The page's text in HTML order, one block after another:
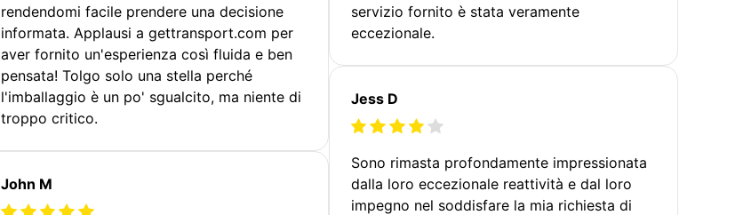
rendendomi facile prendere una decisione
informata. Applausi a gettransport.com per
aver fornito un'esperienza così fluida e ben
pensata! Tolgo solo una stella perché
l'imballaggio è un po' sgualcito, ma niente di
troppo critico.
John M
servizio fornito è stata veramente
eccezionale.
Jess D
Sono rimasta profondamente impressionata
dalla loro eccezionale reattività e dal loro
impegno nel soddisfare la mia richiesta di